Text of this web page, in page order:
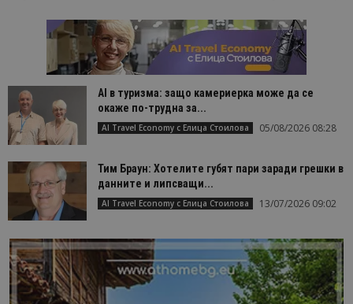
AI в туризма: защо камериерка може да се
окаже по-трудна за...
AI Travel Economy с Елица Стоилова 05/08/2026 08:28
Тим Браун: Хотелите губят пари заради грешки в
данните и липсващи...
AI Travel Economy с Елица Стоилова 13/07/2026 09:02